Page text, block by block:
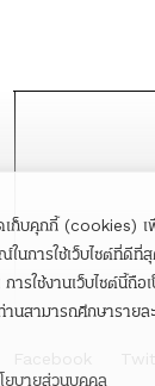
เก็บคุกกี้ (cookies)
ในการใช้เว็บไซต์ที่ดี
ารใช้งานเว็บไซต์นี้ถือ
นสามารถศึกษารายล
ยบายส่วนบุคคล